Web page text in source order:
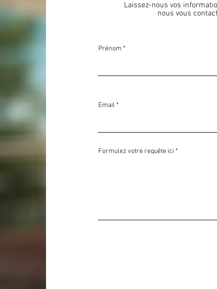
Laissez-nous vos
nous vous
Prénom
Email
Formulez votre requête ici